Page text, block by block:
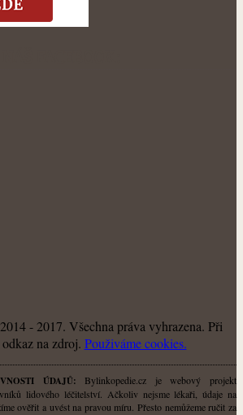
- 2017. Všechna práva vyhrazena. Při
na zdroj. Použiváme cookies.
ÚDAJŮ: Bylinkopedie.cz je webový projekt
lidového léčitelství. Ačkoliv nejsme lékaři, údaje na
ověřit a uvést na pravou míru. Přesto nemůžeme ručit za